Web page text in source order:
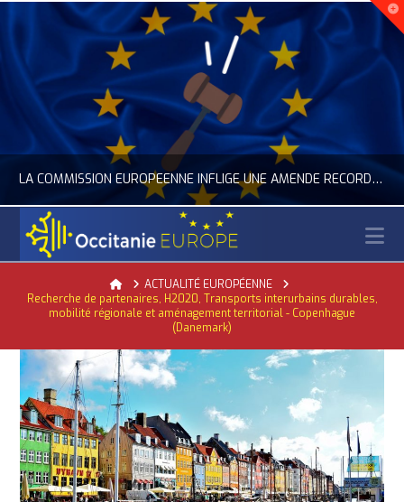
LA COMMISSION EUROPÉENNE INFLIGE UNE AMENDE RECORD À GOOGLE
EUROPE, NUMÉRIQUE- DIGITAL ACTUALITÉ DE L'UNION EUROPÉENNE, ACTUALITÉ DE LA REPRÉSENTATION D’OCCITANIE EUROPE, ECONOMIE
HomeACTUALITÉ EUROPÉENNE
Recherche de partenaires, H2020, Transports interurbains durables,
mobilité régionale et aménagement territorial - Copenhague
(Danemark)